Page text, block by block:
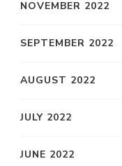
NOVEMBER 2022
SEPTEMBER 2022
AUGUST 2022
JULY 2022
JUNE 2022